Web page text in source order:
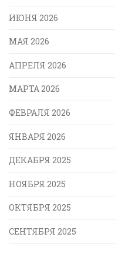
ИЮНЯ 2026
МАЯ 2026
АПРЕЛЯ 2026
МАРТА 2026
ФЕВРАЛЯ 2026
ЯНВАРЯ 2026
ДЕКАБРЯ 2025
НОЯБРЯ 2025
ОКТЯБРЯ 2025
СЕНТЯБРЯ 2025